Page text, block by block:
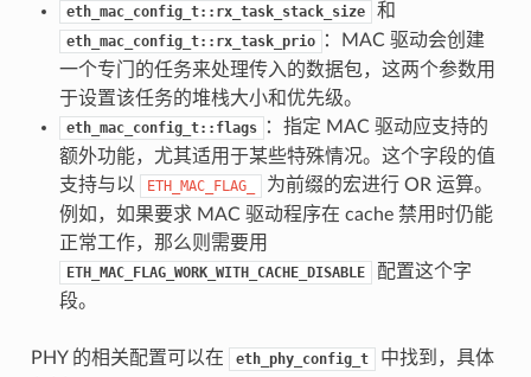
eth_mac_config_t::rx_task_stack_size 和
eth_mac_config_t::rx_task_prio
：MAC 驱动会创建
一个专门的任务来处理传入的数据包，这两个参数用
于设置该任务的堆栈大小和优先级。
eth_mac_config_t::flags
：指定 MAC 驱动应支持的
额外功能，尤其适用于某些特殊情况。这个字段的值
支持与以
ETH_MAC_FLAG_
为前缀的宏进行 OR 运算。
例如，如果要求 MAC 驱动程序在 cache 禁用时仍能
正常工作，那么则需要用
ETH_MAC_FLAG_WORK_WITH_CACHE_DISABLE
配置这个字
段。
PHY 的相关配置可以在 eth_phy_config_t
中找到，具体